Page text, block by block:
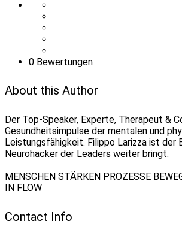
0 Bewertungen
About this Author
Der Top-Speaker, Experte, Therapeut &
Gesundheitsimpulse der mentalen und
Leistungsfähigkeit. Filippo Larizza ist der
Neurohacker der Leaders weiter bringt.
MENSCHEN STÄRKEN PROZESSE
IN FLOW
Contact Info